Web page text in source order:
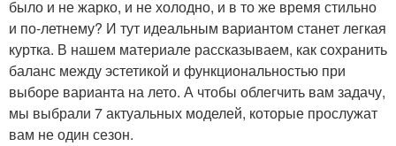
было и не жарко, и не холодно, и в то же время стильно
и по-летнему? И тут идеальным вариантом станет легкая
куртка. В нашем материале рассказываем, как сохранить
баланс между эстетикой и функциональностью при
выборе варианта на лето. А чтобы облегчить вам задачу,
мы выбрали 7 актуальных моделей, которые прослужат
вам не один сезон.